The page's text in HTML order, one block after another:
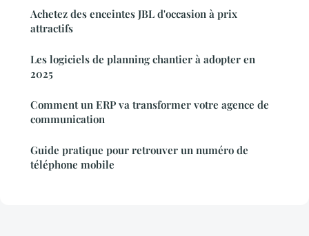
Achetez des enceintes JBL d'occasion à prix
attractifs
Les logiciels de planning chantier à adopter en
2025
Comment un ERP va transformer votre agence de
communication
Guide pratique pour retrouver un numéro de
téléphone mobile